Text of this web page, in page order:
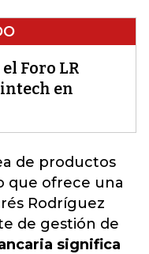
Foro LR
en
de productos
que ofrece una
Rodríguez
de gestión de
significa